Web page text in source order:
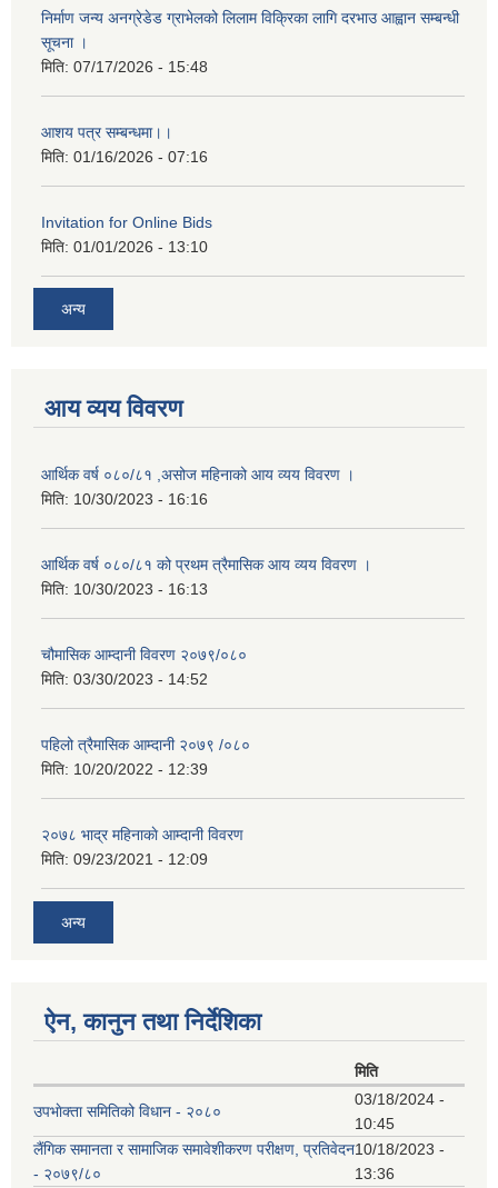
निर्माण जन्य अनग्रेडेड ग्राभेलको लिलाम विक्रिका लागि दरभाउ आह्वान सम्बन्धी
सूचना ।
मिति: 07/17/2026 - 15:48
आशय पत्र सम्बन्धमा।।
मिति: 01/16/2026 - 07:16
Invitation for Online Bids
मिति: 01/01/2026 - 13:10
अन्य
आय व्यय विवरण
आर्थिक वर्ष ०८०/८१ ,असोज महिनाको आय व्यय विवरण ।
मिति: 10/30/2023 - 16:16
आर्थिक वर्ष ०८०/८१ को प्रथम त्रैमासिक आय व्यय विवरण ।
मिति: 10/30/2023 - 16:13
चौमासिक आम्दानी विवरण २०७९/०८०
मिति: 03/30/2023 - 14:52
पहिलो त्रैमासिक आम्दानी २०७९ /०८०
मिति: 10/20/2022 - 12:39
२०७८ भाद्र महिनाकाे आम्दानी विवरण
मिति: 09/23/2021 - 12:09
अन्य
ऐन, कानुन तथा निर्देशिका
मिति
उपभाेक्ता समितिको विधान - २०८०
03/18/2024 -
10:45
लैंगिक समानता र सामाजिक समावेशीकरण परीक्षण, प्रतिवेदन
- २०७९/८०
10/18/2023 -
13:36